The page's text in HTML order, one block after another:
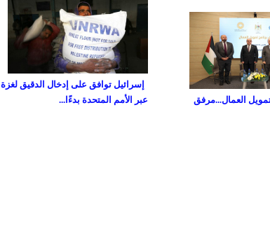
العمال...مرفق
إسرائيل توافق على إدخال الدقيق لغزة
عبر الأمم المتحدة بدءًا...